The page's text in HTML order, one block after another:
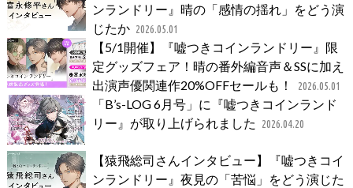
ンランドリー』晴の「感情の揺れ」をどう演
じたか 2026.05.01
【5/1開催】『嘘つきコインランドリー』限
定グッズフェア！晴の番外編音声＆SSに加え
出演声優関連作20%OFFセールも！
2026.05.01
「B’s-LOG 6月号」に『嘘つきコインランド
リー』が取り上げられました
2026.04.20
【猿飛総司さんインタビュー】『嘘つきコイ
ンランドリー』夜見の「苦悩」をどう演じた